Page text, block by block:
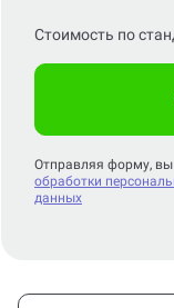
Стоимость по
Отправляя форму, вы
обработки
данных